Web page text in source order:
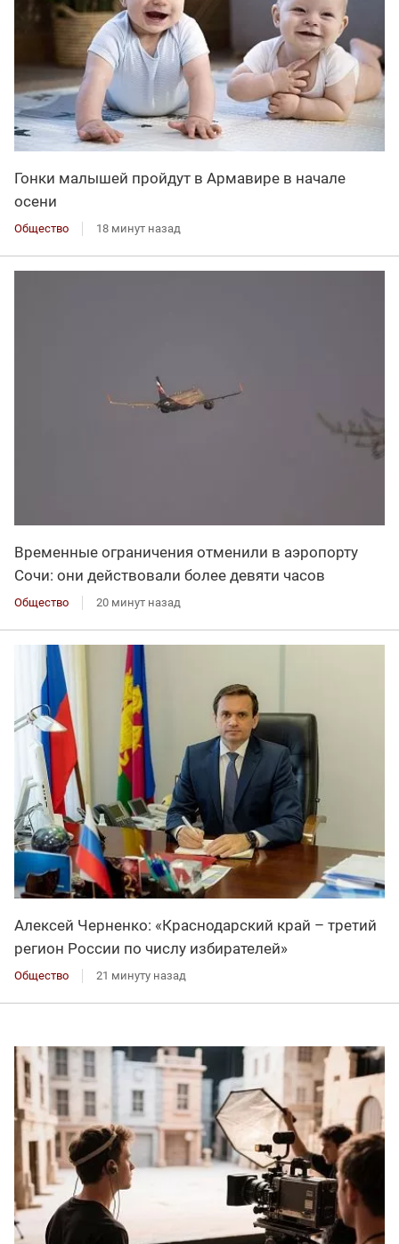
Гонки малышей пройдут в Армавире в начале
осени
Общество 18 минут назад
Временные ограничения отменили в аэропорту
Сочи: они действовали более девяти часов
Общество 20 минут назад
Алексей Черненко: «Краснодарский край – третий
регион России по числу избирателей»
Общество 21 минуту назад